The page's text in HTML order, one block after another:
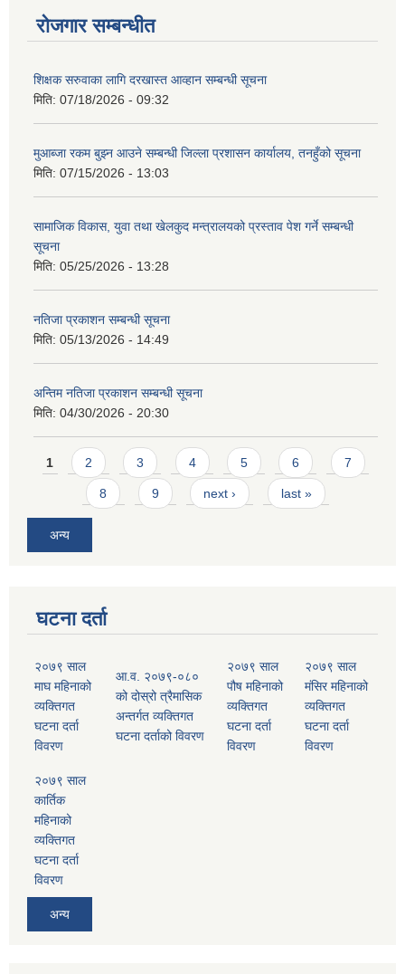
रोजगार सम्बन्धीत
शिक्षक सरुवाका लागि दरखास्त आव्हान सम्बन्धी सूचना
मिति: 07/18/2026 - 09:32
मुआब्जा रकम बुझ्न आउने सम्बन्धी जिल्ला प्रशासन कार्यालय, तनहुँको सूचना
मिति: 07/15/2026 - 13:03
सामाजिक विकास, युवा तथा खेलकुद मन्त्रालयको प्रस्ताव पेश गर्ने सम्बन्धी
सूचना
मिति: 05/25/2026 - 13:28
नतिजा प्रकाशन सम्बन्धी सूचना
मिति: 05/13/2026 - 14:49
अन्तिम नतिजा प्रकाशन सम्बन्धी सूचना
मिति: 04/30/2026 - 20:30
Pages
1 2 3 4 5 6 7
8 9 next › last »
अन्य
घटना दर्ता
२०७९ साल
माघ महिनाको
व्यक्तिगत
घटना दर्ता
विवरण
आ.व. २०७९-०८०
को दोस्रो त्रैमासिक
अन्तर्गत व्यक्तिगत
घटना दर्ताको विवरण
२०७९ साल
पौष महिनाको
व्यक्तिगत
घटना दर्ता
विवरण
२०७९ साल
मंसिर महिनाको
व्यक्तिगत
घटना दर्ता
विवरण
२०७९ साल
कार्तिक
महिनाको
व्यक्तिगत
घटना दर्ता
विवरण
अन्य